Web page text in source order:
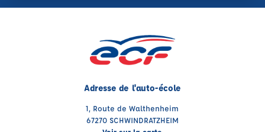
Adresse de l'auto-école
1, Route de Walthenheim
67270 SCHWINDRATZHEIM